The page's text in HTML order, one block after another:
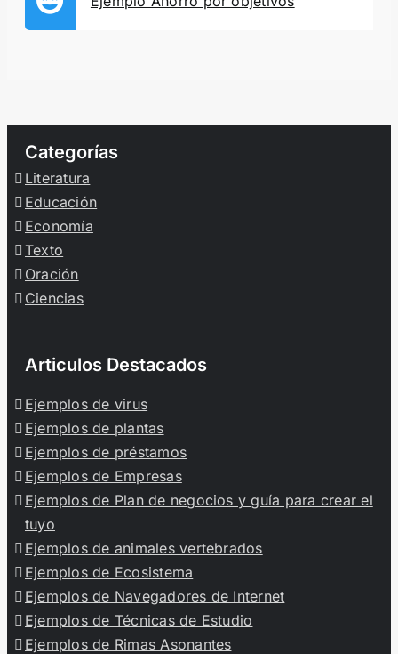
Categorías
Literatura
Educación
Economía
Texto
Oración
Ciencias
Articulos Destacados
Ejemplos de virus
Ejemplos de plantas
Ejemplos de préstamos
Ejemplos de Empresas
Ejemplos de Plan de negocios y guía para crear el
tuyo
Ejemplos de animales vertebrados
Ejemplos de Ecosistema
Ejemplos de Navegadores de Internet
Ejemplos de Técnicas de Estudio
Ejemplos de Rimas Asonantes